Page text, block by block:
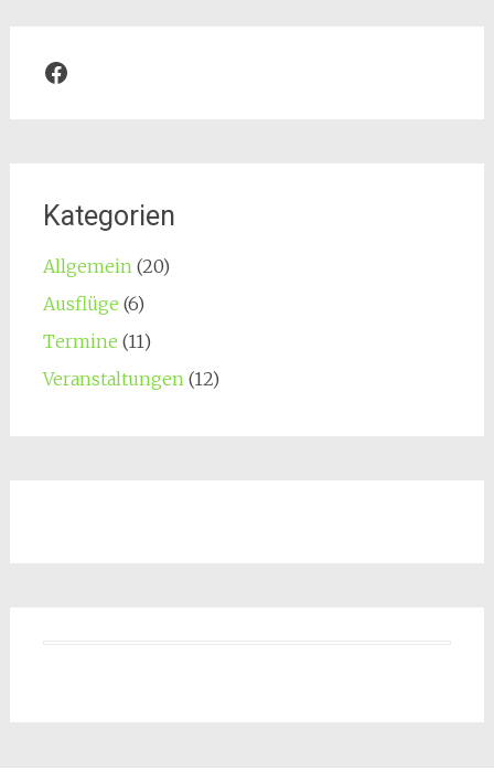
Facebook
Kategorien
Allgemein(20)
Ausflüge (6)
Termine (11)
Veranstaltungen(12)